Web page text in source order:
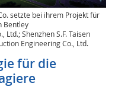
setzte bei ihrem Projekt für
Bentley
Shenzhen S.F. Taisen
Engineering Co., Ltd.
für die